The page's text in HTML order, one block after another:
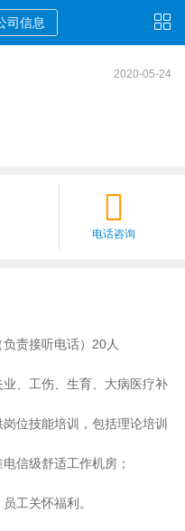
司信息
2020-05-24
电话咨询
责接听电话）20人
、工伤、生育、大病医疗补
位技能培训，包括理论培训
信级舒适工作机房；
工关怀福利。